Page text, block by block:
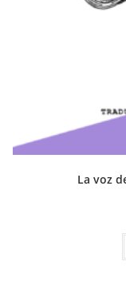
La voz